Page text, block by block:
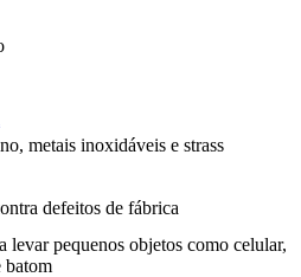
metais inoxidáveis e strass
defeitos de fábrica
levar pequenos objetos como celular,
batom